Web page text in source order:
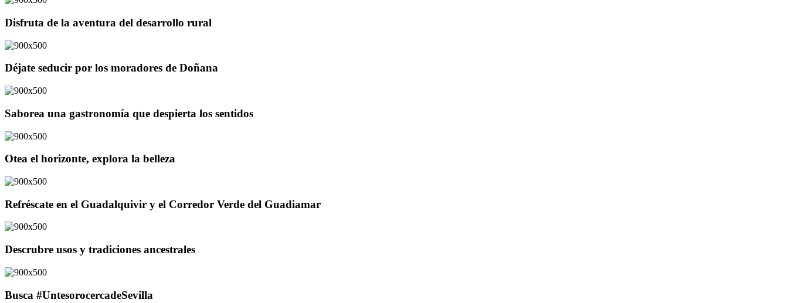
Disfruta de la aventura del desarrollo rural
Déjate seducir por los moradores de Doñana
Saborea una gastronomía que despierta los sentidos
Otea el horizonte, explora la belleza
Refréscate en el Guadalquivir y el Corredor Verde del Guadiamar
Descrubre usos y tradiciones ancestrales
Busca #UntesorocercadeSevilla